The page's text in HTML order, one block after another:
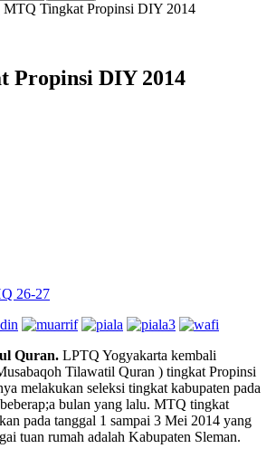
MTQ Tingkat Propinsi DIY 2014
Propinsi DIY 2014
Quran. LPTQ Yogyakarta kembali
Tilawatil Quran ) tingkat Propinsi
melakukan seleksi tingkat kabupaten pada
bulan yang lalu. MTQ tingkat
pada tanggal 1 sampai 3 Mei 2014 yang
tuan rumah adalah Kabupaten Sleman.